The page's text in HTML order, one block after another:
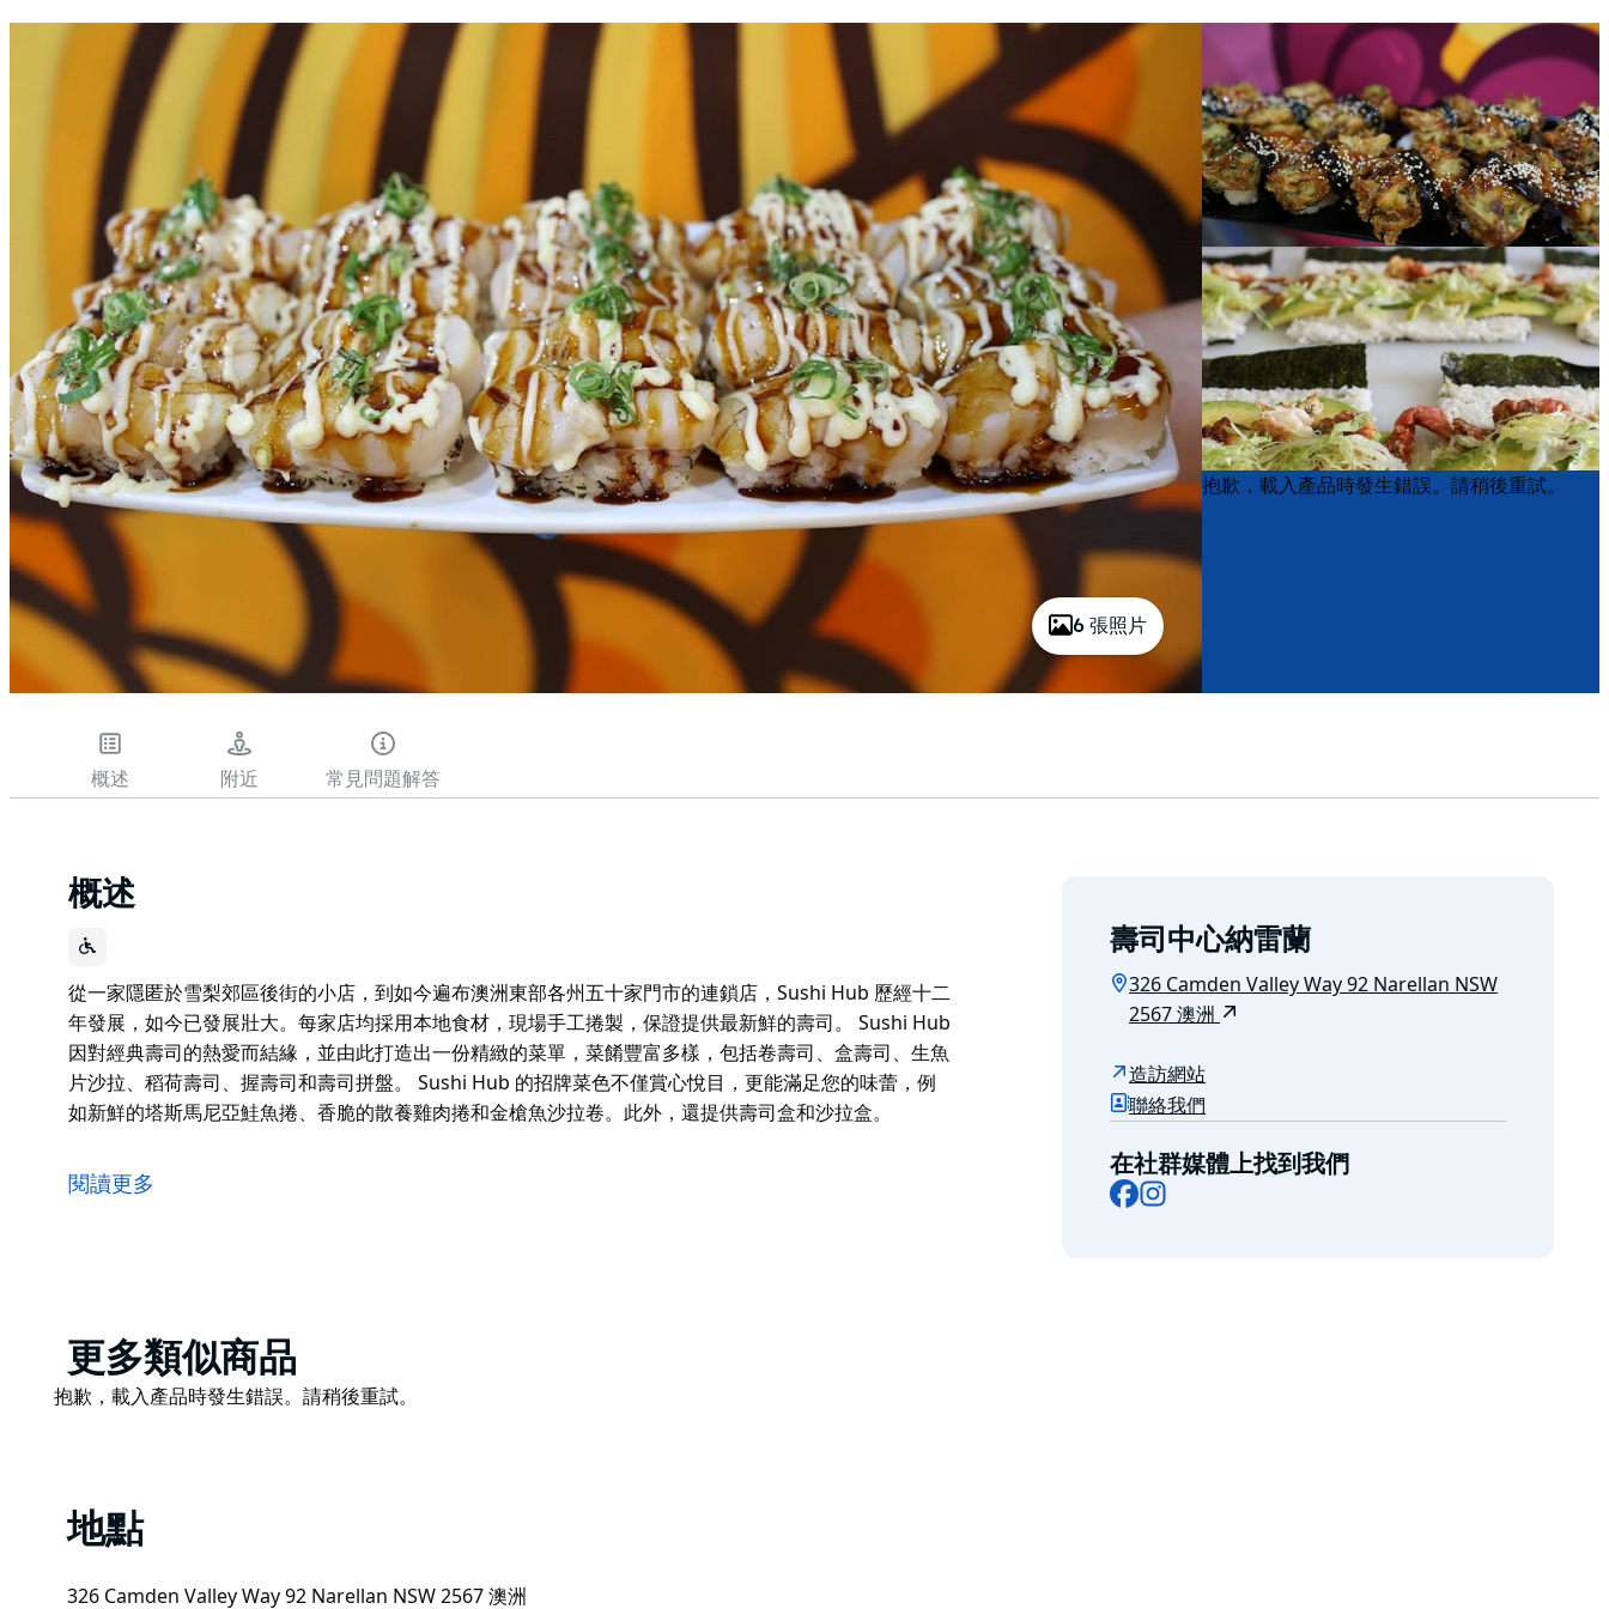
6 張照片
Product
List
Product
List
抱歉，載入產品時發生錯誤。請稍後重試。
概述 附近 常見問題解答
概述
從一家隱匿於雪梨郊區後街的小店，到如今遍布澳洲東部各州五十家門市的連鎖店，Sushi Hub 歷經十二
年發展，如今已發展壯大。每家店均採用本地食材，現場手工捲製，保證提供最新鮮的壽司。 Sushi Hub
因對經典壽司的熱愛而結緣，並由此打造出一份精緻的菜單，菜餚豐富多樣，包括卷壽司、盒壽司、生魚
片沙拉、稻荷壽司、握壽司和壽司拼盤。 Sushi Hub 的招牌菜色不僅賞心悅目，更能滿足您的味蕾，例
如新鮮的塔斯馬尼亞鮭魚捲、香脆的散養雞肉捲和金槍魚沙拉卷。此外，還提供壽司盒和沙拉盒。
年發展，如今已發展壯大。每家店均採用本地食材，現場手工捲製，保證提供最新鮮的壽司。
閱讀更多
壽司中心納雷蘭
326 Camden Valley Way 92 Narellan NSW
2567 澳洲
造訪網站
聯絡我們
在社群媒體上找到我們
Facebook
Product
List
更多類似商品
Product
抱歉，載入產品時發生錯誤。請稍後重試。
地點
326 Camden Valley Way 92 Narellan NSW 2567 澳洲